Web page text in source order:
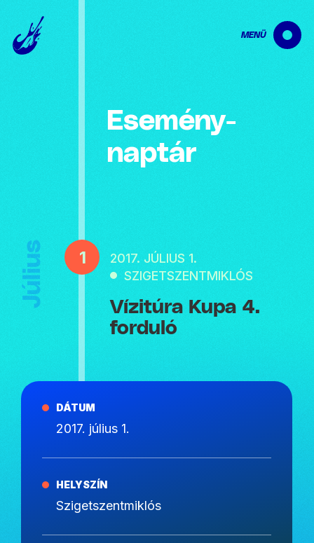
MENÜ
Esemény­
naptár
Július 1
2017. JÚLIUS 1.
SZIGETSZENTMIKLÓS
Vízitúra Kupa 4.
forduló
DÁTUM
2017. július 1.
HELYSZÍN
Szigetszentmiklós